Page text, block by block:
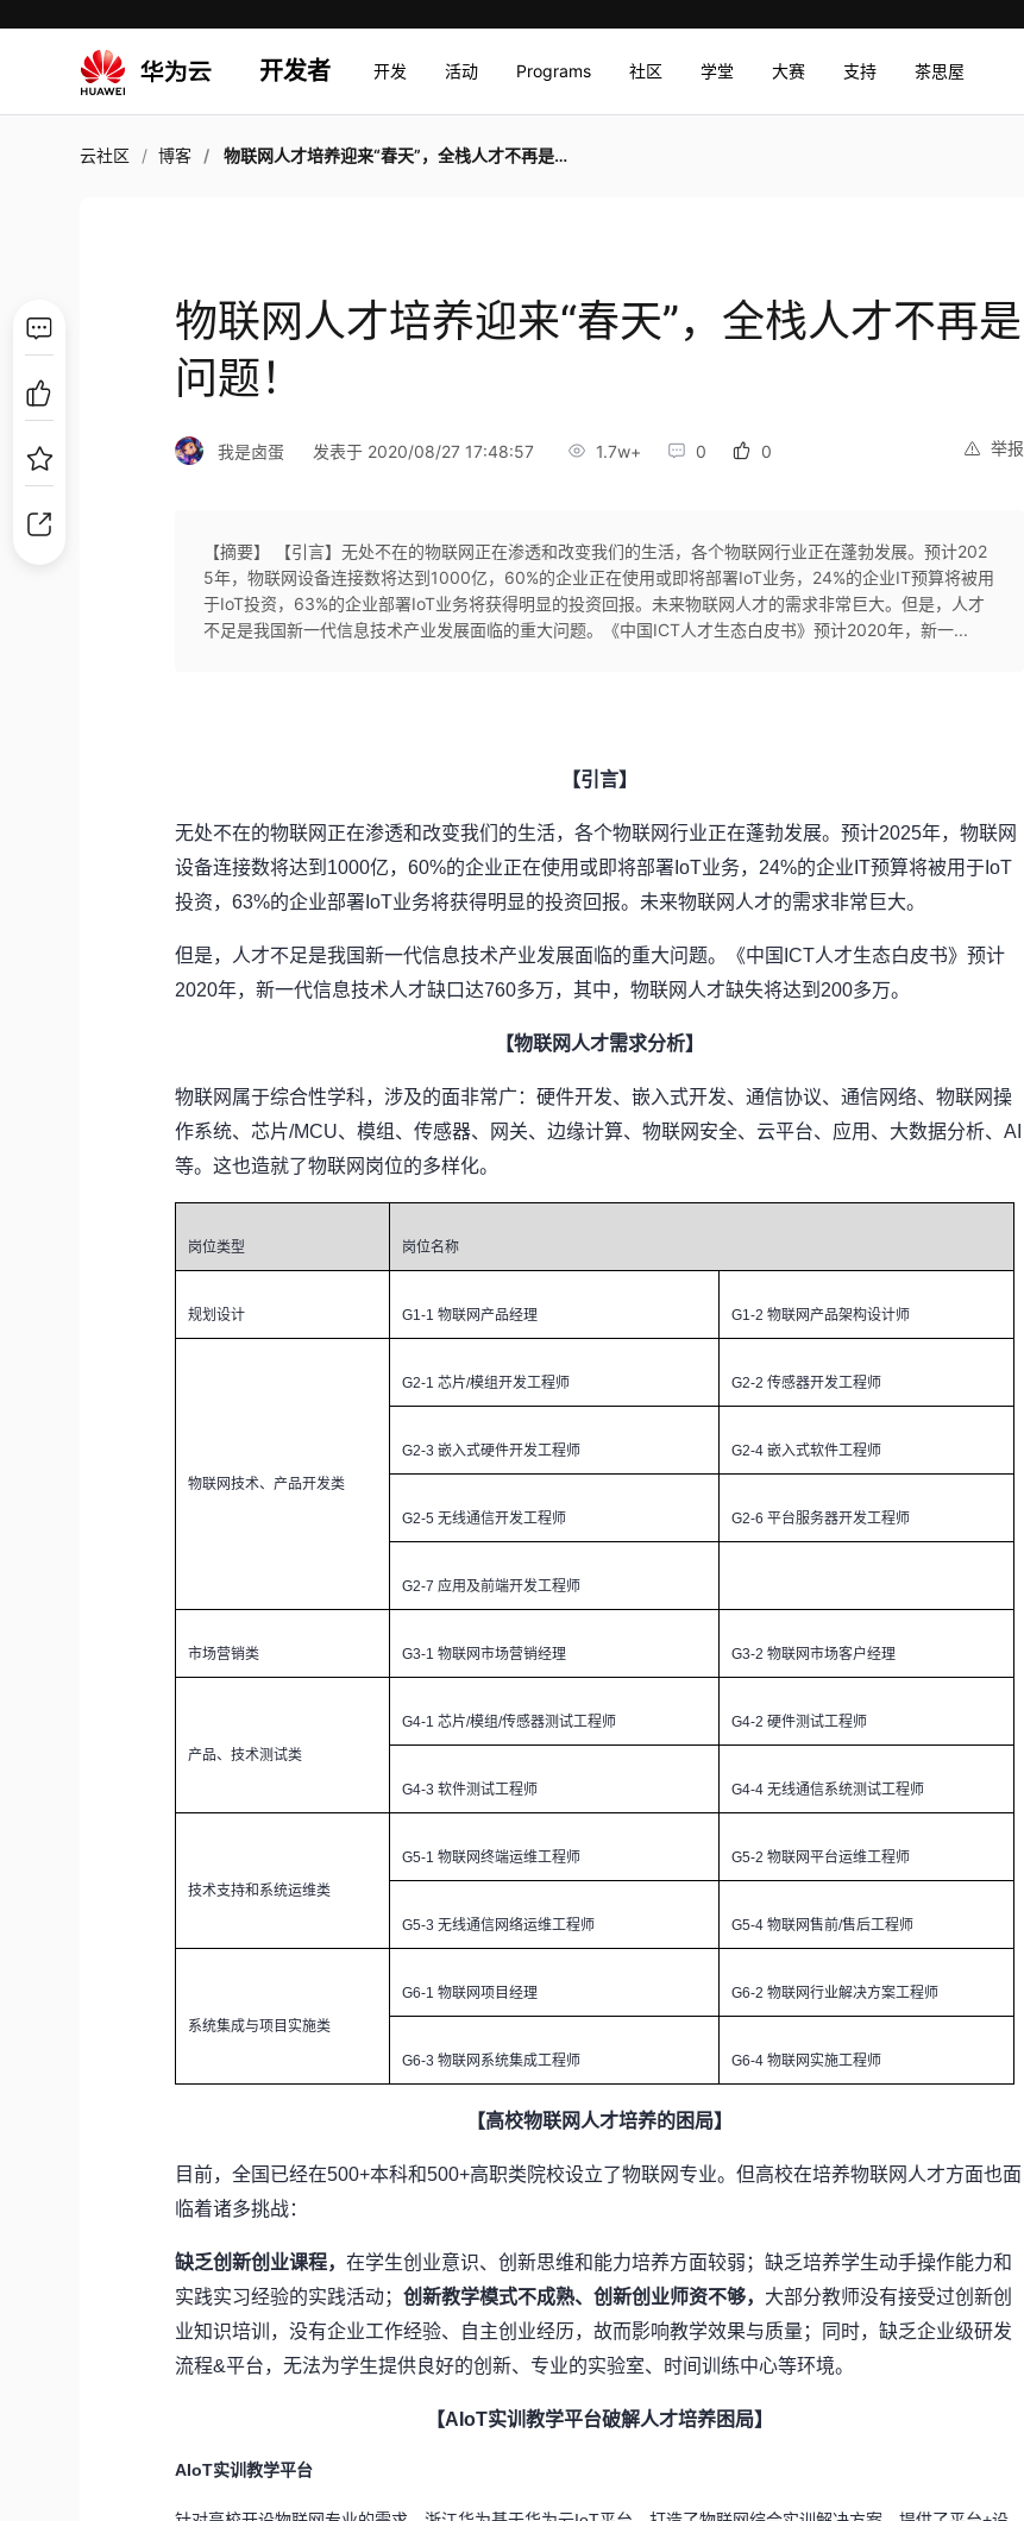
开发者 开发 活动 Programs 社区 学堂 大赛 支持 茶思屋
云社区 博客 物联网人才培养迎来“春天”，全栈人才不再是问题！
物联网人才培养迎来“春天”，全栈人才不再是
问题！
举报
我是卤蛋 发表于 2020/08/27 17:48:57 1.7w+ 0 0
【摘要】 【引言】无处不在的物联网正在渗透和改变我们的生活，各个物联网行业正在蓬勃发展。预计202
5年，物联网设备连接数将达到1000亿，60%的企业正在使用或即将部署IoT业务，24%的企业IT预算将被用
于IoT投资，63%的企业部署IoT业务将获得明显的投资回报。未来物联网人才的需求非常巨大。但是，人才
不足是我国新一代信息技术产业发展面临的重大问题。《中国ICT人才生态白皮书》预计2020年，新一...
【引言】
无处不在的物联网正在渗透和改变我们的生活，各个物联网行业正在蓬勃发展。预计2025年，物联网
设备连接数将达到1000亿，60%的企业正在使用或即将部署IoT业务，24%的企业IT预算将被用于IoT
投资，63%的企业部署IoT业务将获得明显的投资回报。未来物联网人才的需求非常巨大。
但是，人才不足是我国新一代信息技术产业发展面临的重大问题。《中国ICT人才生态白皮书》预计
2020年，新一代信息技术人才缺口达760多万，其中，物联网人才缺失将达到200多万。
【物联网人才需求分析】
物联网属于综合性学科，涉及的面非常广：硬件开发、嵌入式开发、通信协议、通信网络、物联网操
作系统、芯片/MCU、模组、传感器、网关、边缘计算、物联网安全、云平台、应用、大数据分析、AI
等。这也造就了物联网岗位的多样化。
岗位类型 岗位名称
规划设计 G1-1物联网产品经理 G1-2物联网产品架构设计师
物联网技术、产品开发类
G2-1芯片/模组开发工程师 G2-2传感器开发工程师
G2-3嵌入式硬件开发工程师 G2-4嵌入式软件工程师
G2-5无线通信开发工程师 G2-6平台服务器开发工程师
G2-7应用及前端开发工程师
市场营销类 G3-1物联网市场营销经理 G3-2物联网市场客户经理
产品、技术测试类
G4-1芯片/模组/传感器测试工程师 G4-2硬件测试工程师
G4-3软件测试工程师 G4-4无线通信系统测试工程师
技术支持和系统运维类
G5-1物联网终端运维工程师 G5-2物联网平台运维工程师
G5-3无线通信网络运维工程师 G5-4物联网售前/售后工程师
系统集成与项目实施类
G6-1物联网项目经理 G6-2物联网行业解决方案工程师
G6-3物联网系统集成工程师 G6-4物联网实施工程师
【高校物联网人才培养的困局】
目前，全国已经在500+本科和500+高职类院校设立了物联网专业。但高校在培养物联网人才方面也面
临着诸多挑战：
缺乏创新创业课程，在学生创业意识、创新思维和能力培养方面较弱；缺乏培养学生动手操作能力和
实践实习经验的实践活动；创新教学模式不成熟、创新创业师资不够， 大部分教师没有接受过创新创
业知识培训，没有企业工作经验、自主创业经历，故而影响教学效果与质量；同时，缺乏企业级研发
流程&平台，无法为学生提供良好的创新、专业的实验室、时间训练中心等环境。
【AIoT实训教学平台破解人才培养困局】
AIoT实训教学平台